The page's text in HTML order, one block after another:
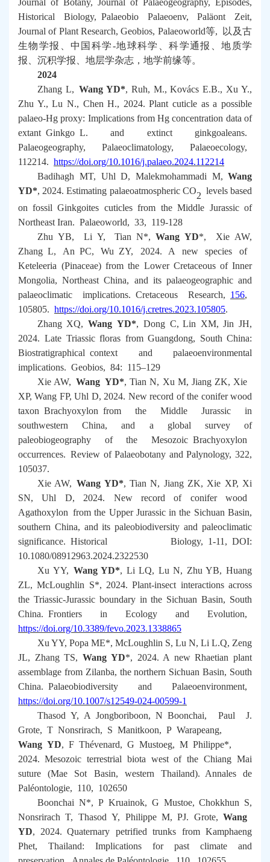
Historical Biology, Palaeobio Palaeoenv, Paläont Zeit,
Journal of Plant Research, Geobios, Palaeoworld等,
以及古
生物学报、中国科学-地球科学、科学通报、地质学
报、沉积学报、地层学杂志，地学前缘等。
2024
Zhang L, Wang YD*, Ruh, M., Kovács E.B., Xu Y.,
Zhu Y., Lu N., Chen H., 2024. Plant cuticle as a possible
palaeo-Hg proxy: Implications from Hg concentration data of
extant Ginkgo L. and extinct ginkgoaleans.
Palaeogeography, Palaeoclimatology, Palaeoecology,
112214. https://doi.org/10.1016/j.palaeo.2024.112214
Badihagh MT, Uhl D, Malekmohammadi M, Wang
YD*, 2024. Estimating palaeoatmospheric CO2 levels based
on fossilGinkgoites cuticles from the Middle Jurassic of
Northeast Iran. Palaeoworld, 33, 119-128
Zhu YB, Li Y, Tian N*,Wang YD*, Xie AW,
Zhang L, An PC, Wu ZY, 2024. A new species of
Keteleeria (Pinaceae) from the Lower Cretaceous of Inner
Mongolia, Northeast China, and its palaeogeographic and
palaeoclimatic implications. Cretaceous Research, 156,
105805. https://doi.org/10.1016/j.cretres.2023.105805.
Zhang XQ, Wang YD*, Dong C, Lin XM, Jin JH,
2024. Late Triassic floras from Guangdong, South China:
Biostratigraphical context and palaeoenvironmental
implications. Geobios, 84: 115–129
Xie AW,Wang YD*, Tian N, Xu M, Jiang ZK, Xie
XP, Wang FP, Uhl D, 2024. New record of the conifer wood
taxon Brachyoxylon from the Middle Jurassic in
southwestern China, and a global survey of
paleobiogeography of the Mesozoic Brachyoxylon
occurrences. Review of Palaeobotany and Palynology, 322,
105037.
Xie AW,Wang YD*, Tian N, Jiang ZK, Xie XP, Xi
SN, Uhl D, 2024. New record of conifer wood
Agathoxylon from the Upper Jurassic in the Sichuan Basin,
southern China, and its paleobiodiversity and paleoclimatic
significance. Historical Biology, 1-11, DOI:
10.1080/08912963.2024.2322530
Xu YY, Wang YD*, Li LQ, Lu N, Zhu YB, Huang
ZL, McLoughlin S*, 2024. Plant-insect interactions across
the Triassic-Jurassic boundary in the Sichuan Basin, South
China. Frontiers in Ecology and Evolution,
https://doi.org/10.3389/fevo.2023.1338865
Xu YY, Popa ME*, McLoughlin S, Lu N, Li L.Q, Zeng
JL, Zhang TS,Wang YD*, 2024. A new Rhaetian plant
assemblage from Zilanba, the northern Sichuan Basin, South
China. Palaeobiodiversity and Palaeoenvironment,
https://doi.org/10.1007/s12549-024-00599-1
Thasod Y, A Jongboriboon, N Boonchai, Paul J.
Grote, T Nonsrirach, S Manitkoon, P Warapeang,
Wang YD, F Thévenard, G Mustoeg, M Philippe*,
2024. Mesozoic terrestrial biota west of the Chiang Mai
suture (Mae Sot Basin, western Thailand). Annales de
Paléontologie, 110, 102650
Boonchai N*, P Kruainok, G Mustoe, Chokkhun S,
Nonsrirach T, Thasod Y, Philippe M, PJ. Grote, Wang
YD, 2024. Quaternary petrified trunks from Kamphaeng
Phet, Thailand: Implications for past climate and